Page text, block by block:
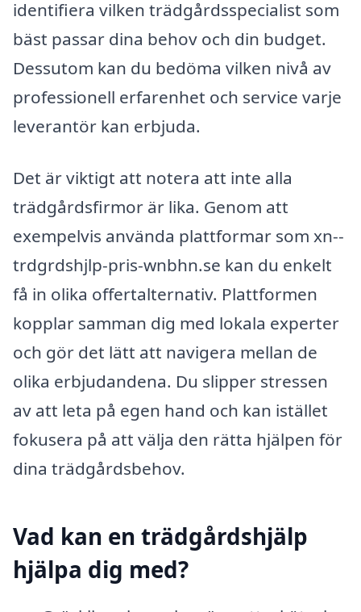
identifiera vilken trädgårdsspecialist som
bäst passar dina behov och din budget.
Dessutom kan du bedöma vilken nivå av
professionell erfarenhet och service varje
leverantör kan erbjuda.
Det är viktigt att notera att inte alla
trädgårdsfirmor är lika. Genom att
exempelvis använda plattformar som xn--
trdgrdshjlp-pris-wnbhn.se kan du enkelt
få in olika offertalternativ. Plattformen
kopplar samman dig med lokala experter
och gör det lätt att navigera mellan de
olika erbjudandena. Du slipper stressen
av att leta på egen hand och kan istället
fokusera på att välja den rätta hjälpen för
dina trädgårdsbehov.
Vad kan en trädgårdshjälp
hjälpa dig med?